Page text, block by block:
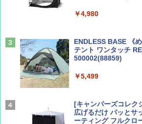
集】ボーイング110周
ァキア 2026～2027
￥2,277
￥4,980
ENDLESS BASE 《
テント ワンタッチ
500002(88859)
￥5,499
[キャンパーズコレク
広げるだけ パッとサ
ーティング フルクロ